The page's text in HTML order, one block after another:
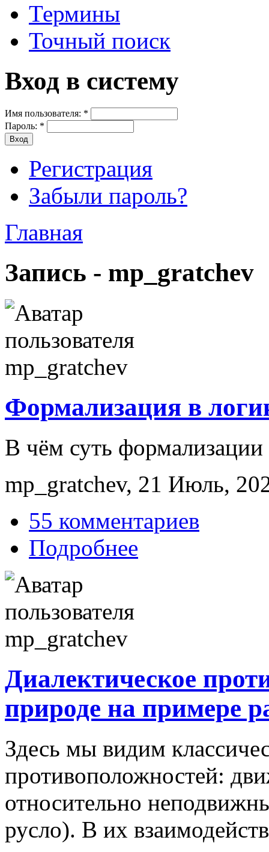
Термины
Точный поиск
Вход в систему
Имя пользователя: *
Пароль: *
Регистрация
Забыли пароль?
Главная
Запись - mp_gratchev
Формализация в
В чём суть
mp_gratchev, 21 Июль,
55 комментариев
Подробнее
Диалектическое
природе на примере
Здесь мы видим
противоположностей:
относительно
русло). В их